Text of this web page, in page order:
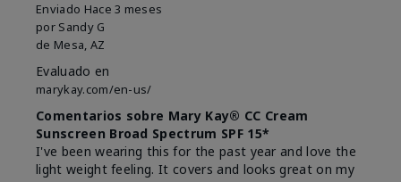
Enviado Hace 3 meses
por Sandy G
de Mesa, AZ
Evaluado en
marykay.com/en-us/
Comentarios sobre Mary Kay® CC Cream
Sunscreen Broad Spectrum SPF 15*
I've been wearing this for the past year and love the
light weight feeling. It covers and looks great on my